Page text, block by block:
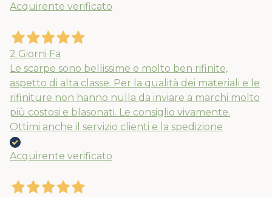
Acquirente verificato
2 Giorni Fa
Le scarpe sono bellissime e molto ben rifinite,
aspetto di alta classe. Per la qualità dei materiali e le
rifiniture non hanno nulla da inviare a marchi molto
più costosi e blasonati. Le consiglio vivamente.
Ottimi anche il servizio clienti e la spedizione
Acquirente verificato